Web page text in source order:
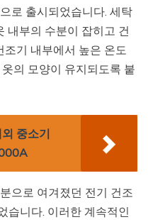
로 출시되었습니다. 세탁
내부의 수분이 잡히고 건
기 내부에서 높은 온도
의 모양이 유지되도록 붙
중소기
으로 여겨졌던 전기 건조
습니다. 이러한 계속적인